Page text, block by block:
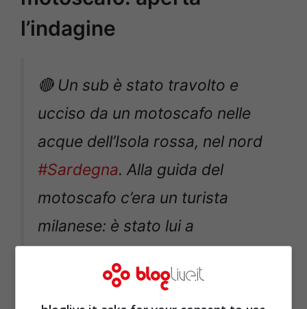
l’indagine
🔴 Un sub è stato travolto e
ucciso da un motoscafo nelle
acque dell’Isola rossa, nel nord
#Sardegna. Alla guida del
motoscafo c’era un turista
milanese: è stato lui a
a bordo e trasportato al porto